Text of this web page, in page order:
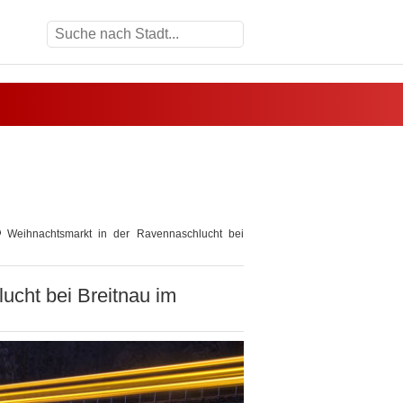
Weihnachtsmarkt in der Ravennaschlucht bei
bei Breitnau im